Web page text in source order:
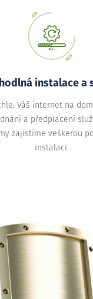
instalace a
Váš internet na
a předplacení
zajistíme veškerou
instalaci.